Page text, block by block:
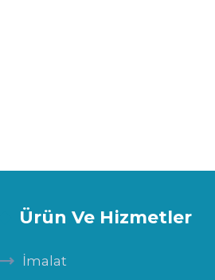
Ürün Ve Hizmetler
İmalat